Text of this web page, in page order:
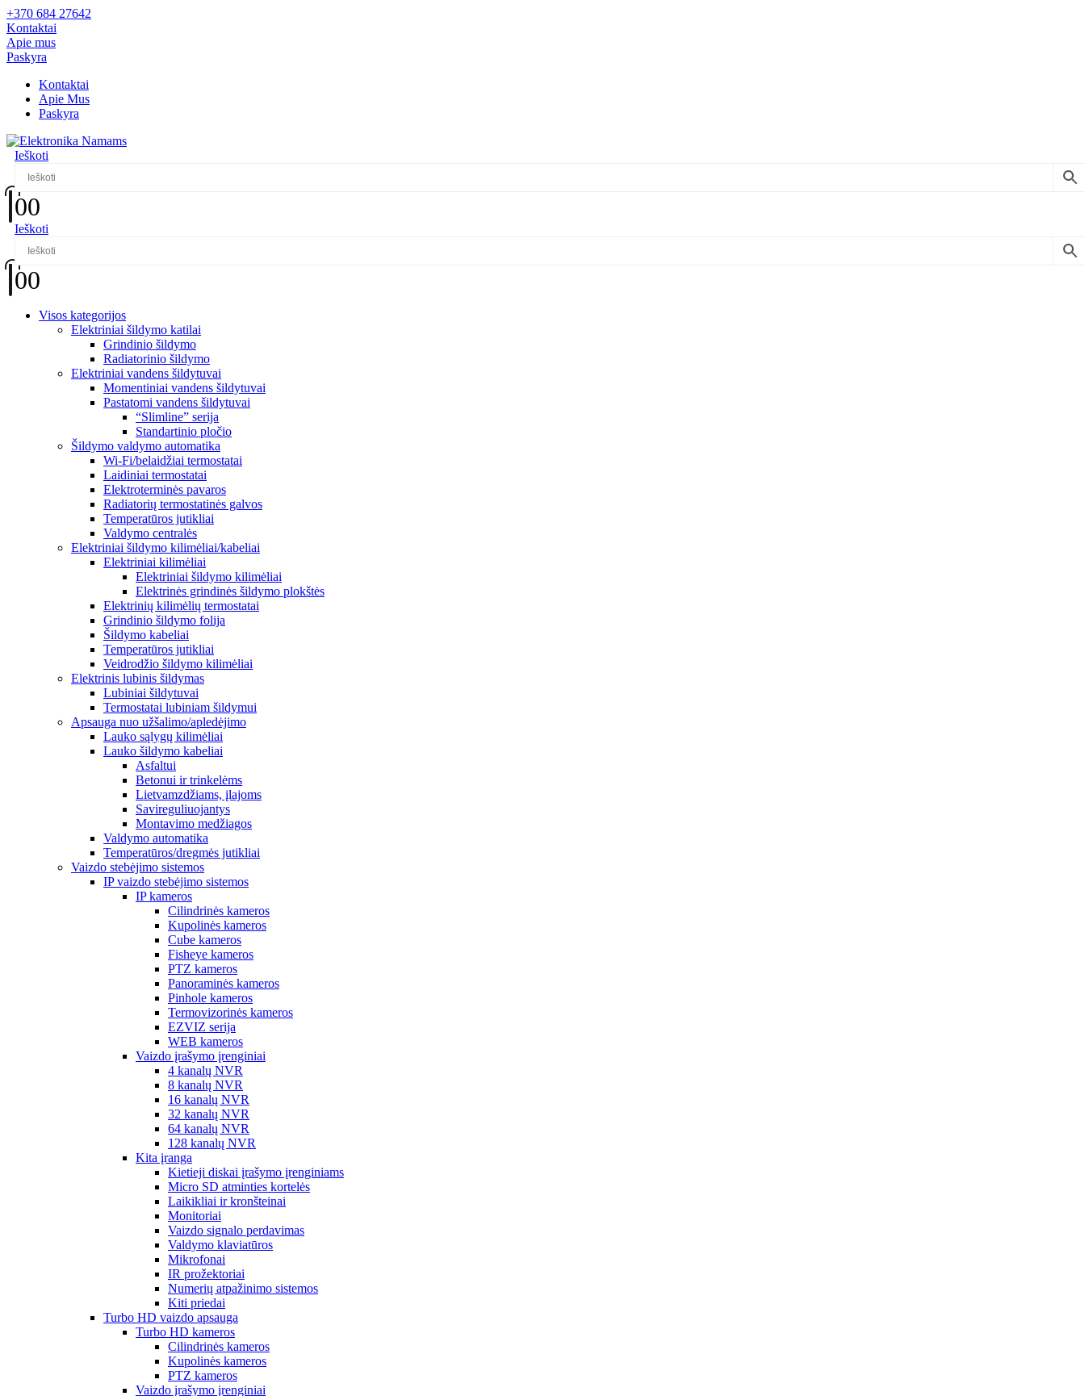
+370 684 27642
Kontaktai
Apie mus
Paskyra
Kontaktai
Apie Mus
Paskyra
Ieškoti
00
Ieškoti
00
Visos kategorijos
Elektriniai šildymo katilai
Grindinio šildymo
Radiatorinio šildymo
Elektriniai vandens šildytuvai
Momentiniai vandens šildytuvai
Pastatomi vandens šildytuvai
“Slimline” serija
Standartinio pločio
Šildymo valdymo automatika
Wi-Fi/belaidžiai termostatai
Laidiniai termostatai
Elektroterminės pavaros
Radiatorių termostatinės galvos
Temperatūros jutikliai
Valdymo centralės
Elektriniai šildymo kilimėliai/kabeliai
Elektriniai kilimėliai
Elektriniai šildymo kilimėliai
Elektrinės grindinės šildymo plokštės
Elektrinių kilimėlių termostatai
Grindinio šildymo folija
Šildymo kabeliai
Temperatūros jutikliai
Veidrodžio šildymo kilimėliai
Elektrinis lubinis šildymas
Lubiniai šildytuvai
Termostatai lubiniam šildymui
Apsauga nuo užšalimo/apledėjimo
Lauko sąlygų kilimėliai
Lauko šildymo kabeliai
Asfaltui
Betonui ir trinkelėms
Lietvamzdžiams, įlajoms
Savireguliuojantys
Montavimo medžiagos
Valdymo automatika
Temperatūros/dregmės jutikliai
Vaizdo stebėjimo sistemos
IP vaizdo stebėjimo sistemos
IP kameros
Cilindrinės kameros
Kupolinės kameros
Cube kameros
Fisheye kameros
PTZ kameros
Panoraminės kameros
Pinhole kameros
Termovizorinės kameros
EZVIZ serija
WEB kameros
Vaizdo įrašymo įrenginiai
4 kanalų NVR
8 kanalų NVR
16 kanalų NVR
32 kanalų NVR
64 kanalų NVR
128 kanalų NVR
Kita įranga
Kietieji diskai įrašymo įrenginiams
Micro SD atminties kortelės
Laikikliai ir kronšteinai
Monitoriai
Vaizdo signalo perdavimas
Valdymo klaviatūros
Mikrofonai
IR prožektoriai
Numerių atpažinimo sistemos
Kiti priedai
Turbo HD vaizdo apsauga
Turbo HD kameros
Cilindrinės kameros
Kupolinės kameros
PTZ kameros
Vaizdo įrašymo įrenginiai